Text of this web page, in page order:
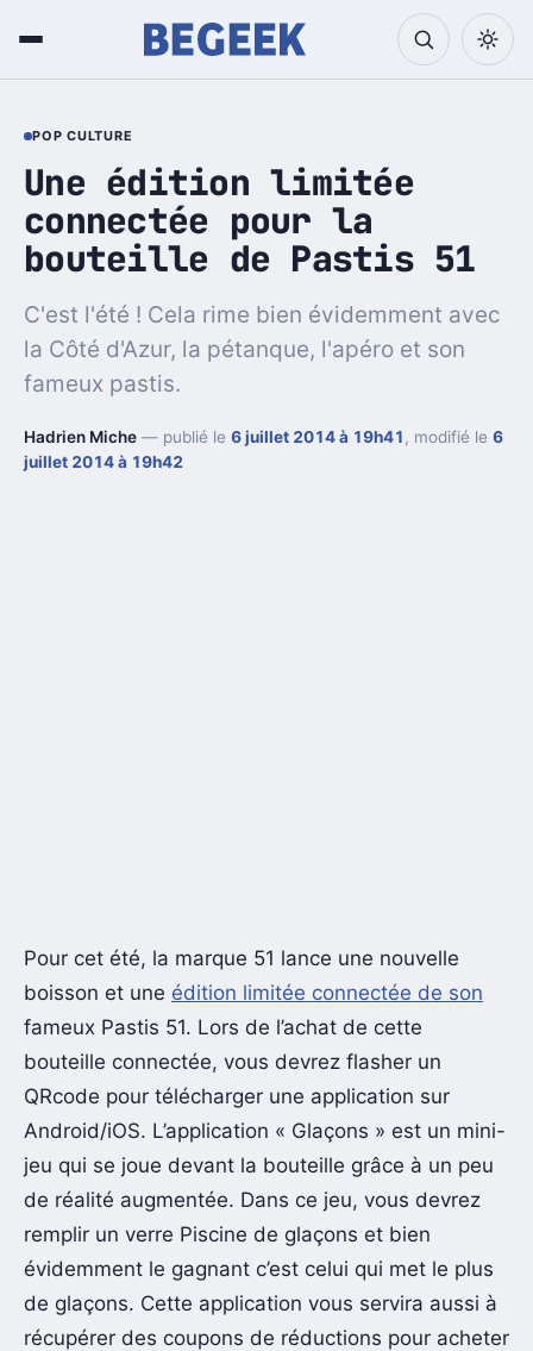
POP CULTURE
Une édition limitée
connectée pour la
bouteille de Pastis 51
C'est l'été ! Cela rime bien évidemment avec
la Côté d'Azur, la pétanque, l'apéro et son
fameux pastis.
Hadrien Miche — publié le 6 juillet 2014 à 19h41 , modifié le 6
juillet 2014 à 19h42
Pour cet été, la marque 51 lance une nouvelle
boisson et une édition limitée connectée de son
fameux Pastis 51. Lors de l’achat de cette
bouteille connectée, vous devrez flasher un
QRcode pour télécharger une application sur
Android/iOS. L’application « Glaçons » est un mini-
jeu qui se joue devant la bouteille grâce à un peu
de réalité augmentée. Dans ce jeu, vous devrez
remplir un verre Piscine de glaçons et bien
évidemment le gagnant c’est celui qui met le plus
de glaçons. Cette application vous servira aussi à
récupérer des coupons de réductions pour acheter